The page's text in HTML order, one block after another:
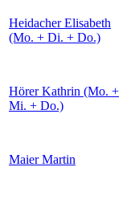
Heidacher Elisabeth
(Mo. + Di. + Do.)
Hörer Kathrin (Mo. +
Mi. + Do.)
Maier Martin